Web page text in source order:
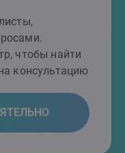
чтобы найти
консультацию